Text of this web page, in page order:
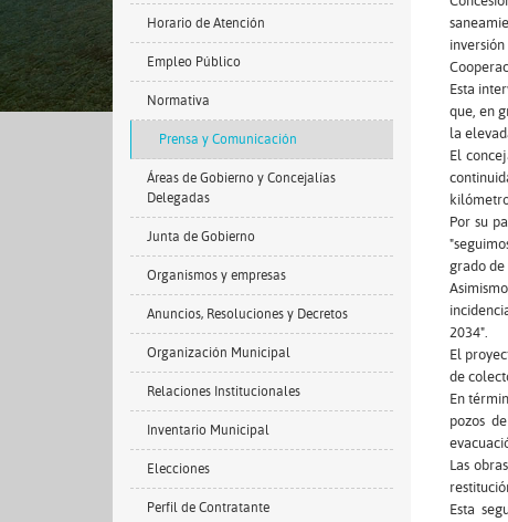
Horario de Atención
Empleo Público
Normativa
Prensa y Comunicación
Áreas de Gobierno y Concejalías
Delegadas
Junta de Gobierno
Organismos y empresas
Anuncios, Resoluciones y Decretos
Organización Municipal
Relaciones Institucionales
Inventario Municipal
Elecciones
Perfil de Contratante
Esta
que, en
la
El
Por su
grado
2034".
El
de
En
pozos
Las
Esta